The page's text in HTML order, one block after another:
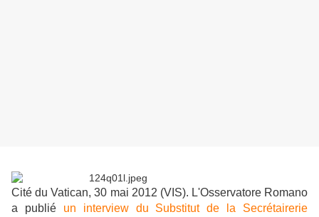
Cité du Vatican, 30 mai 2012 (VIS). L'Osservatore Romano
a publié un interview du Substitut de la Secrétairerie